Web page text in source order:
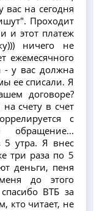
вас на сегодня
Проходит
и этот платеж
ничего не
ежемесячного
- у вас должна
ее списали. Я
договоре?
счету в счет
с
обращение...
5 утра. Я внес
три раза по 5
деньги, пеня
до этого
ВТБ за
кто читает, не